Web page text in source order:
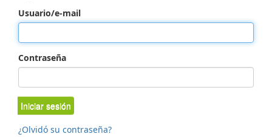
Usuario/e-mail
Contraseña
Iniciar sesión
¿Olvidó su contraseña?